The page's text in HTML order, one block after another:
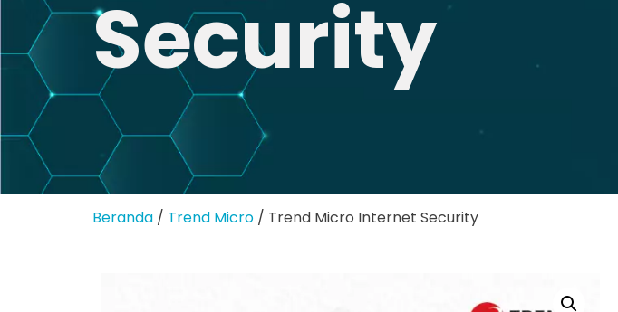
Security
Beranda / Trend Micro / Trend Micro Internet Security